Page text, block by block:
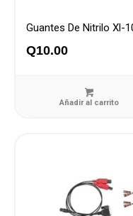
Guantes De Nitrilo Xl-
Q10.00
Añadir al carrito